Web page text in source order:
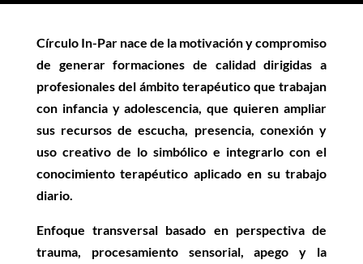
Círculo In-Par nace de la motivación y compromiso
de generar formaciones de calidad dirigidas a
profesionales del ámbito terapéutico que trabajan
con infancia y adolescencia, que quieren ampliar
sus recursos de escucha, presencia, conexión y
uso creativo de lo simbólico e integrarlo con el
conocimiento terapéutico aplicado en su trabajo
diario.
Enfoque transversal basado en perspectiva de
trauma, procesamiento sensorial, apego y la